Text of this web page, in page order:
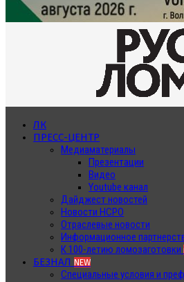
ЛК
ПРЕСС-ЦЕНТР
Медиаматериалы
Презентации
Видео
Youtube канал
Дайджест новостей
Новости НСРО
Отраслевые новости
Информационное
К 100-летию ломозаготовки
БЕЗНАЛ NEW
Специальные условия и